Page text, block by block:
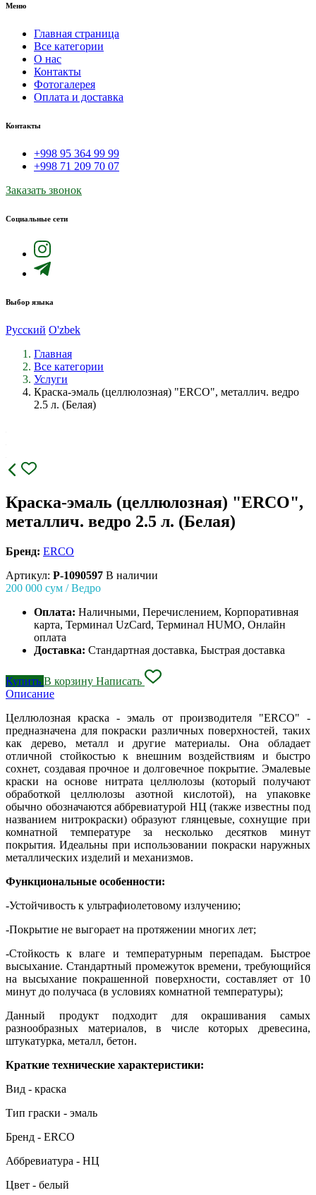
Меню
Главная страница
Все категории
О нас
Контакты
Фотогалерея
Оплата и доставка
Контакты
+998 95 364 99 99
+998 71 209 70 07
Заказать звонок
Социальные сети
Выбор языка
Русский O'zbek
Главная
Все категории
Услуги
Краска-эмаль (целлюлозная) "ERCO", металлич. ведро
2.5 л. (Белая)
Краска-эмаль (целлюлозная) "ERCO",
металлич. ведро 2.5 л. (Белая)
Бренд: ERCO
Артикул: P-1090597 В наличии
200 000 сум / Ведро
Оплата: Наличными, Перечислением, Корпоративная
карта, Терминал UzCard, Терминал HUMO, Онлайн
оплата
Доставка: Стандартная доставка, Быстрая доставка
Купить В корзину Написать
Описание
Целлюлозная краска - эмаль от производителя "ERCO" -
предназначена для покраски различных поверхностей, таких
как дерево, металл и другие материалы. Она обладает
отличной стойкостью к внешним воздействиям и быстро
сохнет, создавая прочное и долговечное покрытие. Эмалевые
краски на основе нитрата целлюлозы (который получают
обработкой целлюлозы азотной кислотой), на упаковке
обычно обозначаются аббревиатурой НЦ (также известны под
названием нитрокраски) образуют глянцевые, сохнущие при
комнатной температуре за несколько десятков минут
покрытия. Идеальны при использовании покраски наружных
металлических изделий и механизмов.
Функциональные особенности:
-Устойчивость к ультрафиолетовому излучению;
-Покрытие не выгорает на протяжении многих лет;
-Стойкость к влаге и температурным перепадам. Быстрое
высыхание. Стандартный промежуток времени, требующийся
на высыхание покрашенной поверхности, составляет от 10
минут до получаса (в условиях комнатной температуры);
Данный продукт подходит для окрашивания самых
разнообразных материалов, в числе которых древесина,
штукатурка, металл, бетон.
Краткие технические характеристики:
Вид - краска
Тип граски - эмаль
Бренд - ERCO
Аббревиатура - НЦ
Цвет - белый